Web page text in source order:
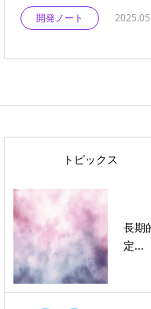
開発ノート
トピックス
長期
定...